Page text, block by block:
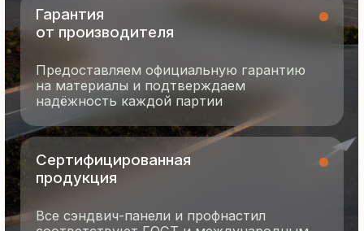
Контакты
Документация
Новости
Технология производства
О компании
Портфолио
Продукция
пн-пт с 9:00 до 17:00
г. Москва, ул. Русинская Роща, д. 55
© 2025 Все права защищены